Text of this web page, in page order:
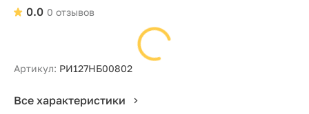
0 отзывов
0.0
Артикул: РИ127НБ00802
Все характеристики